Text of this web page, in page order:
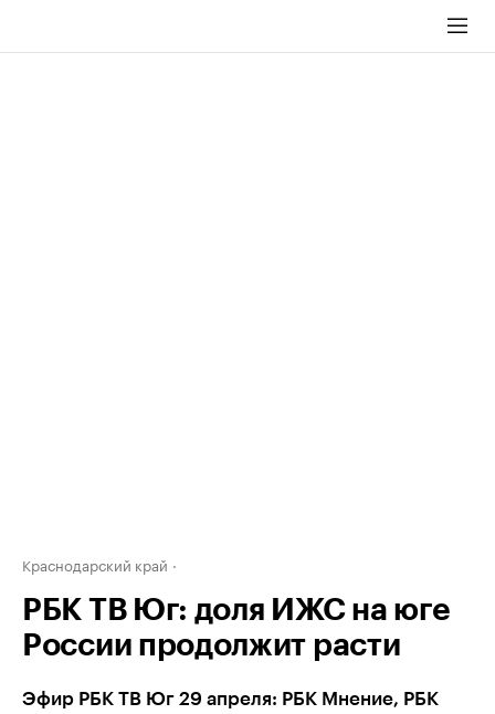
Краснодарский край
РБК ТВ Юг: доля ИЖС на юге
России продолжит расти
Эфир РБК ТВ Юг 29 апреля: РБК Мнение, РБК